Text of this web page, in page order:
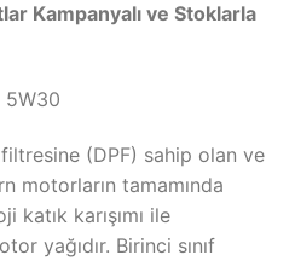
Kampanyalı ve Stoklarla
5W30
(DPF) sahip olan ve
motorların tamamında
katık karışımı ile
yağıdır. Birinci sınıf